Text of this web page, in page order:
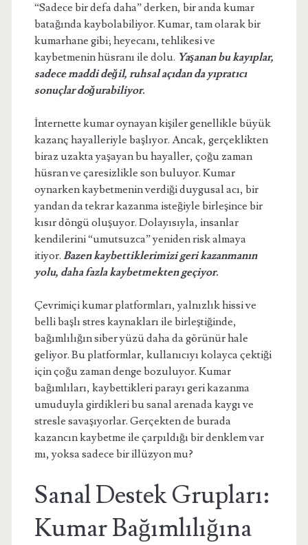
“Sadece bir defa daha” derken, bir anda kumar
batağında kaybolabiliyor. Kumar, tam olarak bir
kumarhane gibi; heyecanı, tehlikesi ve
kaybetmenin hüsranı ile dolu. Yaşanan bu kayıplar,
sadece maddi değil, ruhsal açıdan da yıpratıcı
sonuçlar doğurabiliyor.
İnternette kumar oynayan kişiler genellikle büyük
kazanç hayalleriyle başlıyor. Ancak, gerçeklikten
biraz uzakta yaşayan bu hayaller, çoğu zaman
hüsran ve çaresizlikle son buluyor. Kumar
oynarken kaybetmenin verdiği duygusal acı, bir
yandan da tekrar kazanma isteğiyle birleşince bir
kısır döngü oluşuyor. Dolayısıyla, insanlar
kendilerini “umutsuzca” yeniden risk almaya
itiyor. Bazen kaybettiklerimizi geri kazanmanın
yolu, daha fazla kaybetmekten geçiyor.
Çevrimiçi kumar platformları, yalnızlık hissi ve
belli başlı stres kaynakları ile birleştiğinde,
bağımlılığın siber yüzü daha da görünür hale
geliyor. Bu platformlar, kullanıcıyı kolayca çektiği
için çoğu zaman denge bozuluyor. Kumar
bağımlıları, kaybettikleri parayı geri kazanma
umuduyla girdikleri bu sanal arenada kaygı ve
stresle savaşıyorlar. Gerçekten de burada
kazancın kaybetme ile çarpıldığı bir denklem var
mı, yoksa sadece bir illüzyon mu?
Sanal Destek Grupları:
Kumar Bağımlılığına